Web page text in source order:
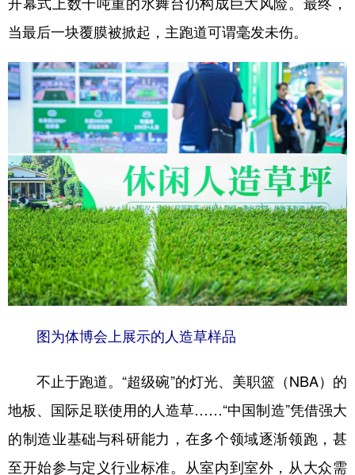
当最后一块覆膜被掀起，主跑道可谓毫发未伤。
图为体博会上展示的人造草样品
不止于跑道。“超级碗”的灯光、美职篮（NBA）的
地板、国际足联使用的人造草……“中国制造”凭借强大
的制造业基础与科研能力，在多个领域逐渐领跑，甚
至开始参与定义行业标准。从室内到室外，从大众需